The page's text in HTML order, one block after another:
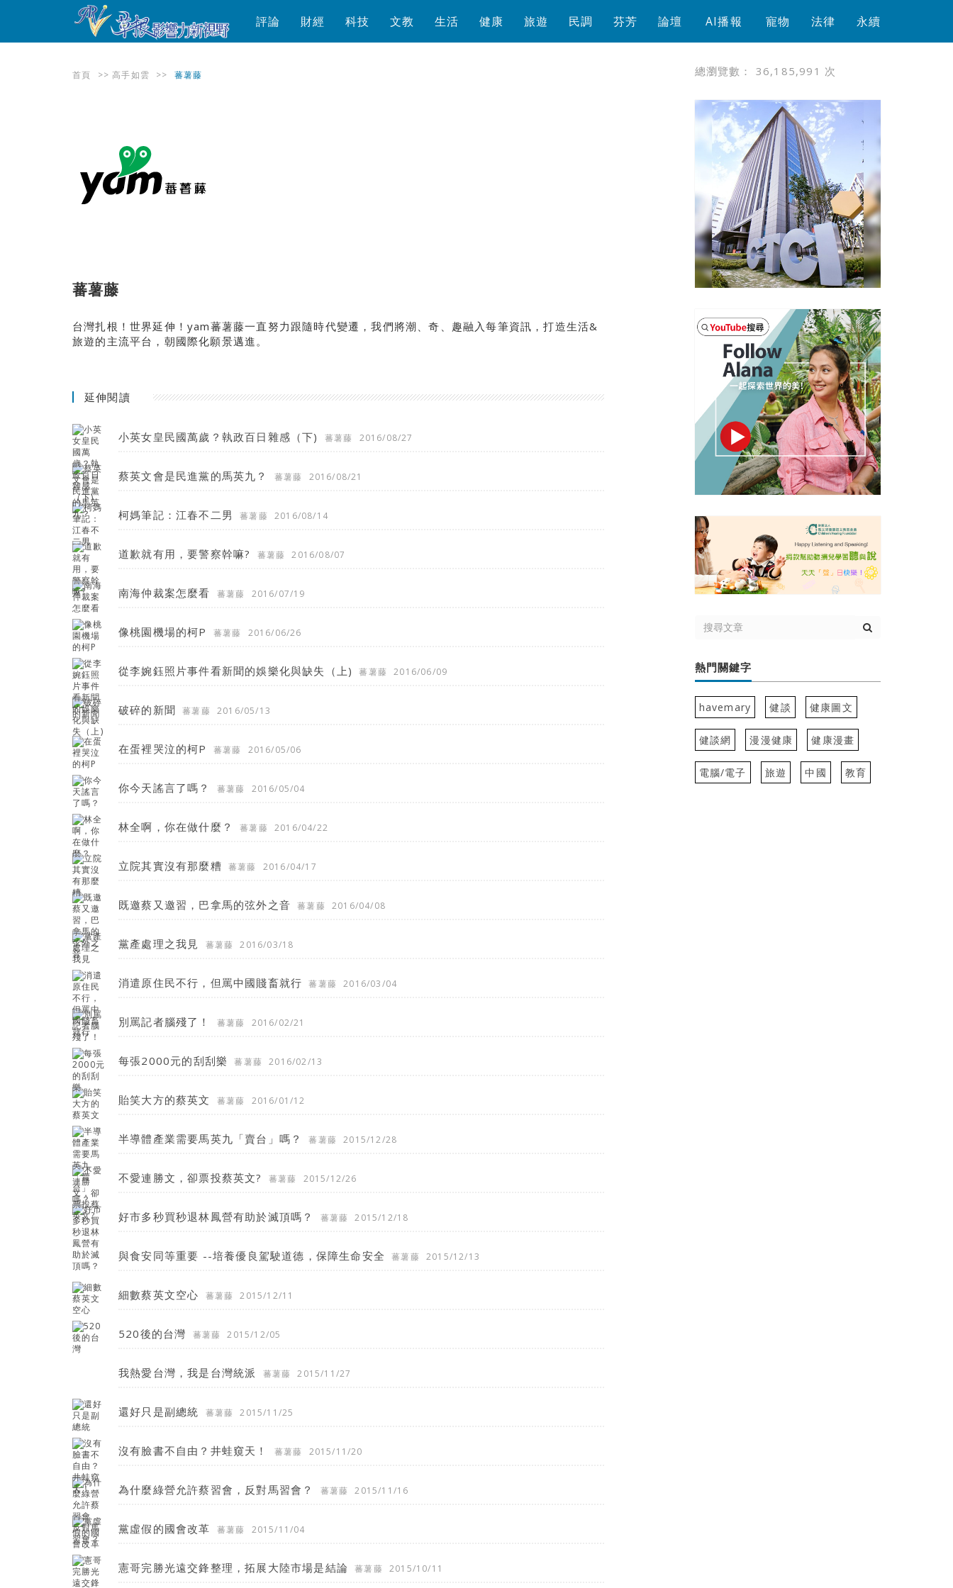
評論 財經 科技 文教 生活 健康 旅遊 民調 芬芳 論壇 AI播報 寵物 法律 永續
首頁 >>高手如雲 >> 蕃薯藤
蕃薯藤
台灣扎根！世界延伸！yam蕃薯藤一直努力跟隨時代變遷，我們將潮、奇、趣融入每筆資訊，打造生活&
旅遊的主流平台，朝國際化願景邁進。
延伸閱讀
小英女皇民國萬歲？執政百日雜感（下) 蕃薯藤 2016/08/27
蔡英文會是民進黨的馬英九？ 蕃薯藤 2016/08/21
柯媽筆記：江春不二男 蕃薯藤 2016/08/14
道歉就有用，要警察幹嘛? 蕃薯藤 2016/08/07
南海仲裁案怎麼看 蕃薯藤 2016/07/19
像桃園機場的柯P 蕃薯藤 2016/06/26
從李婉鈺照片事件看新聞的娛樂化與缺失（上) 蕃薯藤 2016/06/09
破碎的新聞 蕃薯藤 2016/05/13
在蛋裡哭泣的柯P 蕃薯藤 2016/05/06
你今天謠言了嗎？ 蕃薯藤 2016/05/04
林全啊，你在做什麼？ 蕃薯藤 2016/04/22
立院其實沒有那麼糟 蕃薯藤 2016/04/17
既邀蔡又邀習，巴拿馬的弦外之音 蕃薯藤 2016/04/08
黨產處理之我見 蕃薯藤 2016/03/18
消遣原住民不行，但罵中國賤畜就行 蕃薯藤 2016/03/04
別罵記者腦殘了！ 蕃薯藤 2016/02/21
每張2000元的刮刮樂 蕃薯藤 2016/02/13
貽笑大方的蔡英文 蕃薯藤 2016/01/12
半導體產業需要馬英九「賣台」嗎？ 蕃薯藤 2015/12/28
不愛連勝文，卻票投蔡英文? 蕃薯藤 2015/12/26
好市多秒買秒退林鳳營有助於滅頂嗎？ 蕃薯藤 2015/12/18
與食安同等重要 --培養優良駕駛道德，保障生命安全 蕃薯藤 2015/12/13
細數蔡英文空心 蕃薯藤 2015/12/11
520後的台灣 蕃薯藤 2015/12/05
我熱愛台灣，我是台灣統派 蕃薯藤 2015/11/27
還好只是副總統 蕃薯藤 2015/11/25
沒有臉書不自由？井蛙窺天！ 蕃薯藤 2015/11/20
為什麼綠營允許蔡習會，反對馬習會？ 蕃薯藤 2015/11/16
黨虛假的國會改革 蕃薯藤 2015/11/04
憲哥完勝光遠交鋒整理，拓展大陸市場是結論 蕃薯藤 2015/10/11
總瀏覽數： 36,185,991 次
熱門關鍵字
havemary 健談 健康圖文
健談網 漫漫健康 健康漫畫
電腦/電子 旅遊 中國 教育